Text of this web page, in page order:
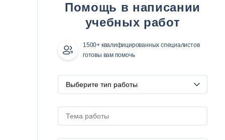
Помощь в написании
учебных работ
1500+ квалифицированных специалистов
готовы вам помочь